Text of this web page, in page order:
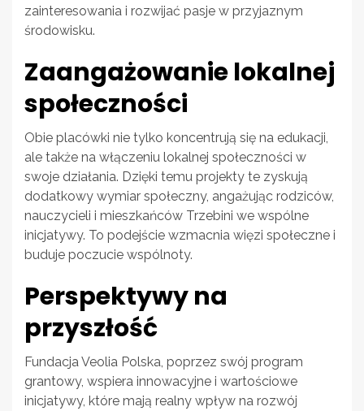
zainteresowania i rozwijać pasje w przyjaznym
środowisku.
Zaangażowanie lokalnej
społeczności
Obie placówki nie tylko koncentrują się na edukacji,
ale także na włączeniu lokalnej społeczności w
swoje działania. Dzięki temu projekty te zyskują
dodatkowy wymiar społeczny, angażując rodziców,
nauczycieli i mieszkańców Trzebini we wspólne
inicjatywy. To podejście wzmacnia więzi społeczne i
buduje poczucie wspólnoty.
Perspektywy na
przyszłość
Fundacja Veolia Polska, poprzez swój program
grantowy, wspiera innowacyjne i wartościowe
inicjatywy, które mają realny wpływ na rozwój